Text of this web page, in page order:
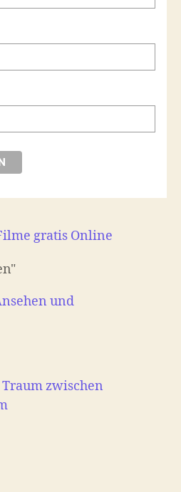
gratis Online
und
Traum zwischen